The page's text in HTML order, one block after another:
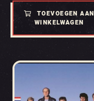
TOEVOEGEN AAN
WINKELWAGEN